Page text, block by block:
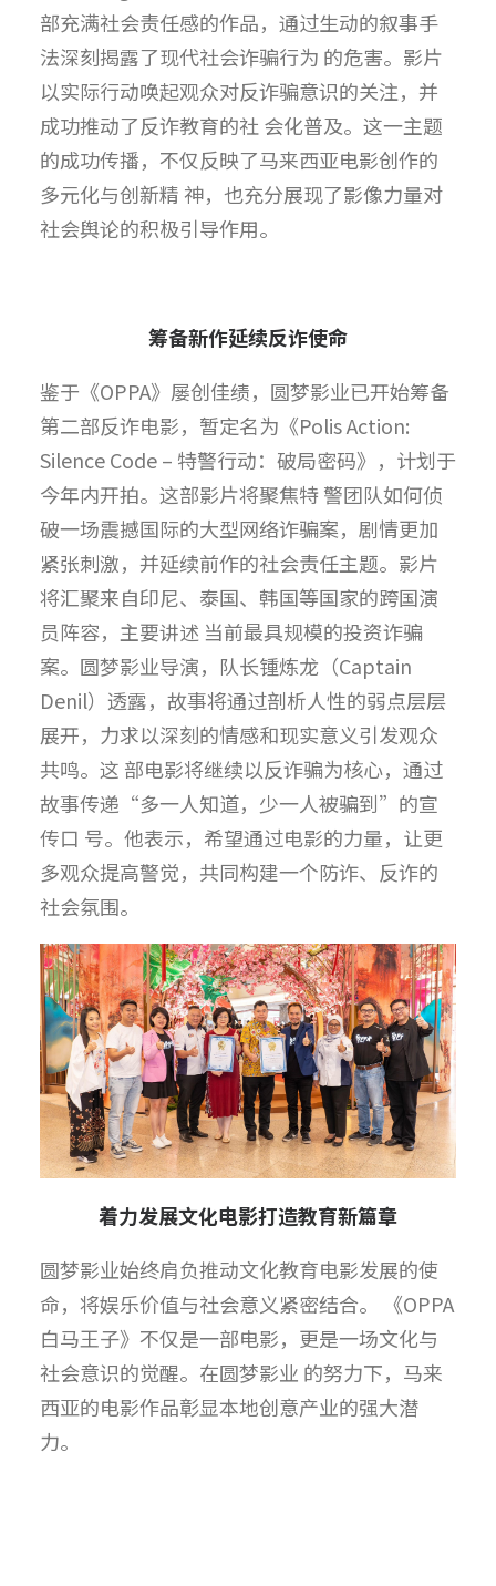
部充满社会责任感的作品，通过生动的叙事手
法深刻揭露了现代社会诈骗行为 的危害。影片
以实际行动唤起观众对反诈骗意识的关注，并
成功推动了反诈教育的社 会化普及。这一主题
的成功传播，不仅反映了马来西亚电影创作的
多元化与创新精 神，也充分展现了影像力量对
社会舆论的积极引导作用。
筹备新作延续反诈使命
鉴于《OPPA》屡创佳绩，圆梦影业已开始筹备
第二部反诈电影，暂定名为《Polis Action:
Silence Code – 特警行动：破局密码》，计划于
今年内开拍。这部影片将聚焦特 警团队如何侦
破一场震撼国际的大型网络诈骗案，剧情更加
紧张刺激，并延续前作的社会责任主题。影片
将汇聚来自印尼、泰国、韩国等国家的跨国演
员阵容，主要讲述 当前最具规模的投资诈骗
案。圆梦影业导演，队长锺炼龙（Captain
Denil）透露，故事将通过剖析人性的弱点层层
展开，力求以深刻的情感和现实意义引发观众
共鸣。这 部电影将继续以反诈骗为核心，通过
故事传递“多一人知道，少一人被骗到”的宣
传口 号。他表示，希望通过电影的力量，让更
多观众提高警觉，共同构建一个防诈、反诈的
社会氛围。
着力发展文化电影打造教育新篇章
圆梦影业始终肩负推动文化教育电影发展的使
命，将娱乐价值与社会意义紧密结合。 《OPPA
白马王子》不仅是一部电影，更是一场文化与
社会意识的觉醒。在圆梦影业 的努力下，马来
西亚的电影作品彰显本地创意产业的强大潜
力。